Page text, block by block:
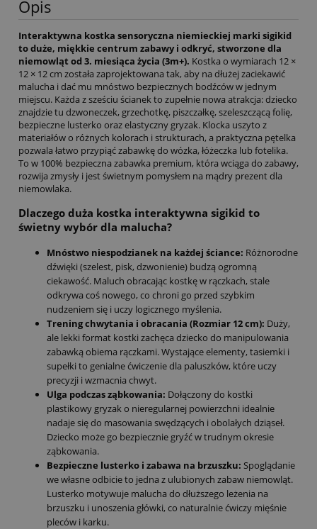
Opis
Interaktywna kostka sensoryczna niemieckiej marki sigikid
to duże, miękkie centrum zabawy i odkryć, stworzone dla
niemowląt od 3. miesiąca życia (3m+). Kostka o wymiarach 12 ×
12 × 12 cm została zaprojektowana tak, aby na dłużej zaciekawić
malucha i dać mu mnóstwo bezpiecznych bodźców w jednym
miejscu. Każda z sześciu ścianek to zupełnie nowa atrakcja: dziecko
znajdzie tu dzwoneczek, grzechotkę, piszczałkę, szeleszczącą folię,
bezpieczne lusterko oraz elastyczny gryzak. Klocka uszyto z
materiałów o różnych kolorach i strukturach, a praktyczna pętelka
pozwala łatwo przypiąć zabawkę do wózka, łóżeczka lub fotelika.
To w 100% bezpieczna zabawka premium, która wciąga do zabawy,
rozwija zmysły i jest świetnym pomysłem na mądry prezent dla
niemowlaka.
Dlaczego duża kostka interaktywna sigikid to
świetny wybór dla malucha?
Mnóstwo niespodzianek na każdej ściance: Różnorodne
dźwięki (szelest, pisk, dzwonienie) budzą ogromną
ciekawość. Maluch obracając kostkę w rączkach, stale
odkrywa coś nowego, co chroni go przed szybkim
nudzeniem się i uczy logicznego myślenia.
Trening chwytania i obracania (Rozmiar 12 cm): Duży,
ale lekki format kostki zachęca dziecko do manipulowania
zabawką obiema rączkami. Wystające elementy, tasiemki i
supełki to genialne ćwiczenie dla paluszków, które uczy
precyzji i wzmacnia chwyt.
Ulga podczas ząbkowania: Dołączony do kostki
plastikowy gryzak o nieregularnej powierzchni idealnie
nadaje się do masowania swędzących i obolałych dziąseł.
Dziecko może go bezpiecznie gryźć w trudnym okresie
ząbkowania.
Bezpieczne lusterko i zabawa na brzuszku: Spoglądanie
we własne odbicie to jedna z ulubionych zabaw niemowląt.
Lusterko motywuje malucha do dłuższego leżenia na
brzuszku i unoszenia główki, co naturalnie ćwiczy mięśnie
pleców i karku.